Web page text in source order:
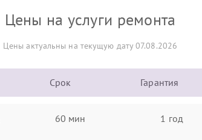
Цены на услуги ремонта
Цены актуальны на текущую дату 07.08.2026
Срок Гарантия
60 мин 1 год